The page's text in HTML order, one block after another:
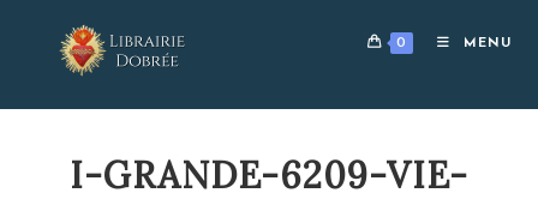
0 MENU
I-GRANDE-6209-VIE-